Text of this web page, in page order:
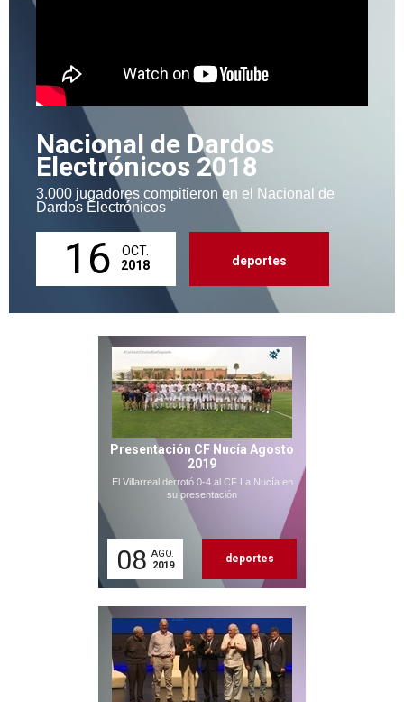
Nacional de Dardos
Electrónicos 2018
3.000 jugadores compitieron en el Nacional de
Dardos Electrónicos
16
OCT.
2018
deportes
Presentación CF Nucía Agosto
2019
El Villarreal derrotó 0-4 al CF La Nucía en
su presentación
08 AGO.
2019
deportes